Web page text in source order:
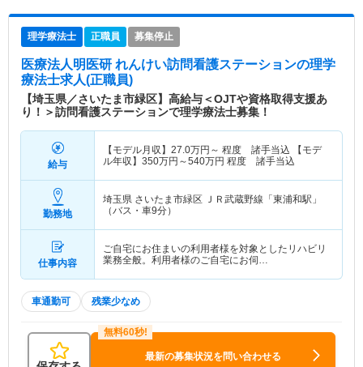
理学療法士 正職員 募集停止
医療法人明医研 れんけい訪問看護ステーションの理学
療法士求人(正職員)
【埼玉県／さいたま市緑区】高給与＜OJTや資格取得支援あ
り！＞訪問看護ステーションで理学療法士募集！
給与
【モデル月収】 27.0万円～ 程度 諸手当込 【モデ
ル年収】 350万円～540万円 程度 諸手当込
勤務地
埼玉県 さいたま市緑区
ＪＲ武蔵野線「東浦和駅」
（バス・車9分）
仕事内容
ご自宅にお住まいの利用者様を対象としたリハビリ
業務全般。利用者様のご自宅にお伺…
車通勤可 残業少なめ
最新の募集状況を問い合わせる